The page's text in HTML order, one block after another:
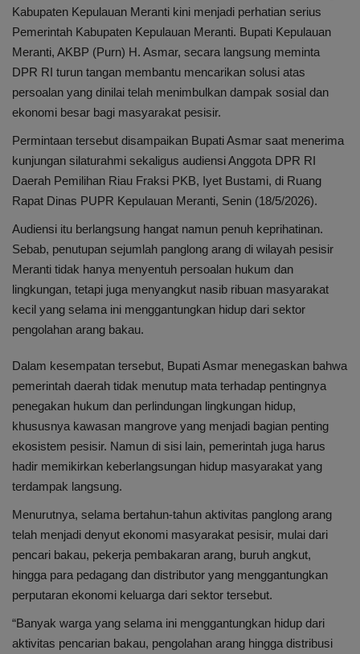
Internasional
Infotorial
Ekonomi
Nasional
Pendidikan
Kesehatan
Kabupaten Kepulauan Meranti kini menjadi perhatian serius
Pemerintah Kabupaten Kepulauan Meranti. Bupati Kepulauan
Meranti, AKBP (Purn) H. Asmar, secara langsung meminta
DPR RI turun tangan membantu mencarikan solusi atas
persoalan yang dinilai telah menimbulkan dampak sosial dan
ekonomi besar bagi masyarakat pesisir.
Permintaan tersebut disampaikan Bupati Asmar saat menerima
kunjungan silaturahmi sekaligus audiensi Anggota DPR RI
Daerah Pemilihan Riau Fraksi PKB, Iyet Bustami, di Ruang
Rapat Dinas PUPR Kepulauan Meranti, Senin (18/5/2026).
Audiensi itu berlangsung hangat namun penuh keprihatinan.
Sebab, penutupan sejumlah panglong arang di wilayah pesisir
Meranti tidak hanya menyentuh persoalan hukum dan
lingkungan, tetapi juga menyangkut nasib ribuan masyarakat
kecil yang selama ini menggantungkan hidup dari sektor
pengolahan arang bakau.
Dalam kesempatan tersebut, Bupati Asmar menegaskan bahwa
pemerintah daerah tidak menutup mata terhadap pentingnya
penegakan hukum dan perlindungan lingkungan hidup,
khususnya kawasan mangrove yang menjadi bagian penting
ekosistem pesisir. Namun di sisi lain, pemerintah juga harus
hadir memikirkan keberlangsungan hidup masyarakat yang
terdampak langsung.
Menurutnya, selama bertahun-tahun aktivitas panglong arang
telah menjadi denyut ekonomi masyarakat pesisir, mulai dari
pencari bakau, pekerja pembakaran arang, buruh angkut,
hingga para pedagang dan distributor yang menggantungkan
perputaran ekonomi keluarga dari sektor tersebut.
“Banyak warga yang selama ini menggantungkan hidup dari
aktivitas pencarian bakau, pengolahan arang hingga distribusi